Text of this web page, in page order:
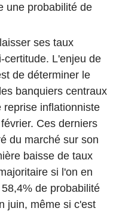
une probabilité de
ses taux
certitude. L'enjeu de
de déterminer le
banquiers centraux
inflationniste
Ces derniers
du marché sur son
baisse de taux
si l'on en
de probabilité
juin, même si c'est